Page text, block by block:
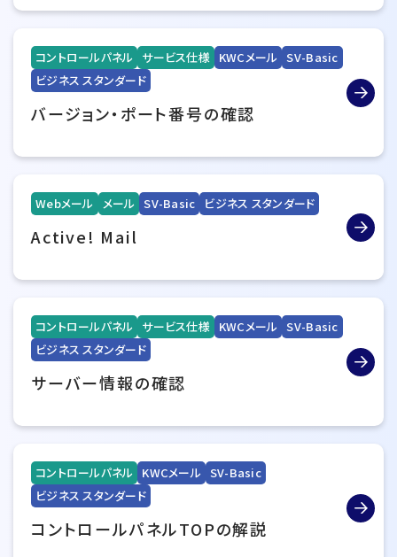
コントロールパネル サービス仕様 KWCメール SV-Basic
ビジネス スタンダード
バージョン・ポート番号の確認
Webメール メール SV-Basic ビジネス スタンダード
Active! Mail
コントロールパネル サービス仕様 KWCメール SV-Basic
ビジネス スタンダード
サーバー情報の確認
コントロールパネル KWCメール SV-Basic
ビジネス スタンダード
コントロールパネルTOPの解説